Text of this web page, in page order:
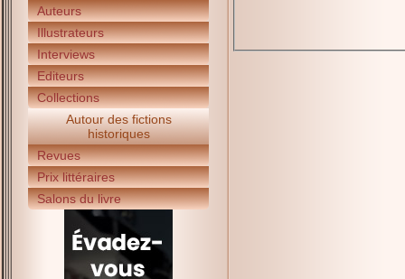
Auteurs
Illustrateurs
Interviews
Editeurs
Collections
Autour des fictions
historiques
Revues
Prix littéraires
Salons du livre